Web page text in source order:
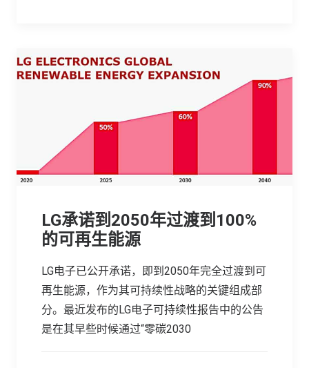
LG承诺到2050年过渡到100%
的可再生能源
LG电子已公开承诺，即到2050年完全过渡到可
再生能源，作为其可持续性战略的关键组成部
分。最近发布的LG电子可持续性报告中的公告
是在其早些时候通过“零碳2030